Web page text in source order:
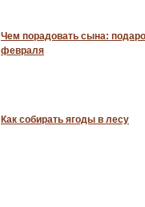
Чем порадовать сына:
февраля
Как собирать ягоды в лесу